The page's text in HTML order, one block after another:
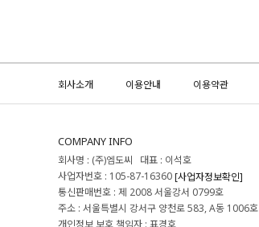
회사소개 이용안내 이용약관
COMPANY INFO
회사명 : (주)엠도씨 대표 : 이석호
사업자번호 : 105-87-16360[사업자정보확인]
통신판매번호 : 제 2008 서울강서 0799호
주소 : 서울특별시 강서구 양천로 583, A동 1006호